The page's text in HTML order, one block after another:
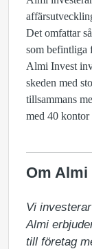
Det omfattar
som befintliga
Almi Invest
skeden med
tillsammans
med 40 kontor
Om Almi
Vi
Almi
till företag